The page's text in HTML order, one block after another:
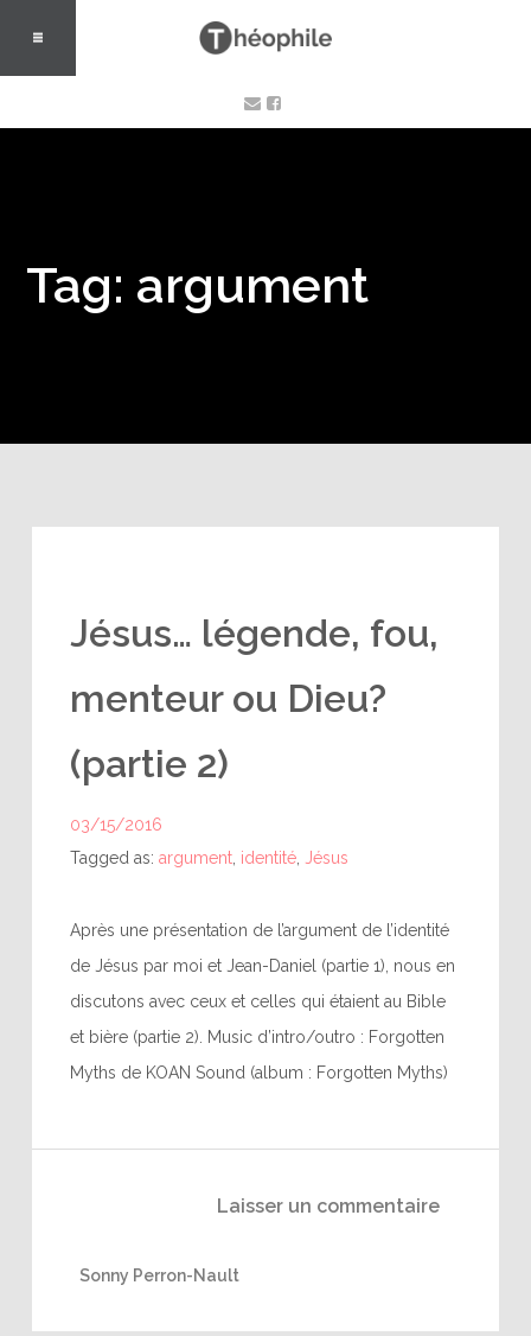
Tag: argument
Jésus… légende, fou,
menteur ou Dieu?
(partie 2)
03/15/2016
Tagged as: argument, identité, Jésus
Après une présentation de l’argument de l’identité
de Jésus par moi et Jean-Daniel (partie 1), nous en
discutons avec ceux et celles qui étaient au Bible
et bière (partie 2). Music d’intro/outro : Forgotten
Myths de KOAN Sound (album : Forgotten Myths)
Laisser un commentaire
Sonny Perron-Nault